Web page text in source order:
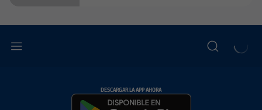
DESCARGAR LA APP AHORA